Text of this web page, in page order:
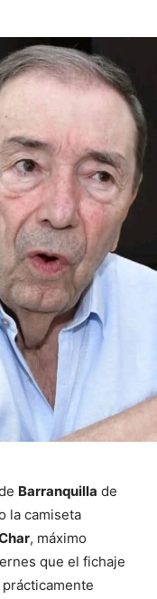
Barranquilla de
la camiseta
, máximo
que el fichaje